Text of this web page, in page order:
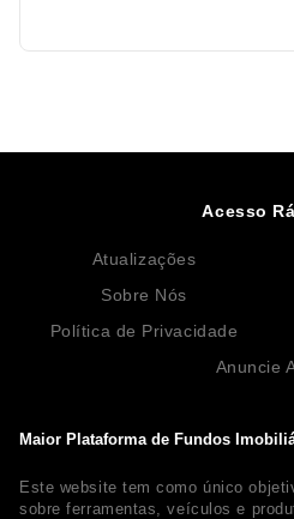
Maior Plataforma de Fundos
Este website tem como único
sobre ferramentas, veículos e
Acesso
Atualizações
Sobre Nós
Política de Privacidade
Anuncie